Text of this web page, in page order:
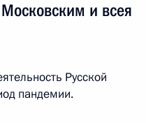
и всея
Русской
пандемии.